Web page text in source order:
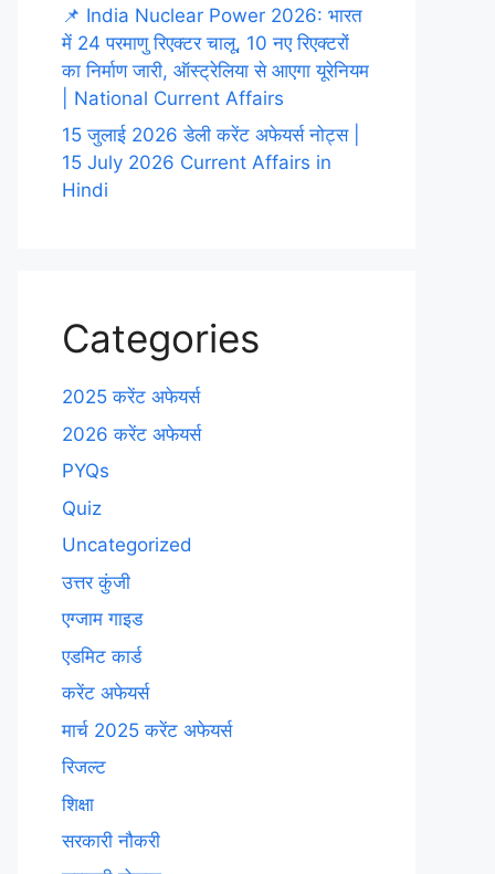
📌 India Nuclear Power 2026: भारत
में 24 परमाणु रिएक्टर चालू, 10 नए रिएक्टरों
का निर्माण जारी, ऑस्ट्रेलिया से आएगा यूरेनियम
| National Current Affairs
15 जुलाई 2026 डेली करेंट अफेयर्स नोट्स |
15 July 2026 Current Affairs in
Hindi
Categories
2025 करेंट अफेयर्स
2026 करेंट अफेयर्स
PYQs
Quiz
Uncategorized
उत्तर कुंजी
एग्जाम गाइड
एडमिट कार्ड
करेंट अफेयर्स
मार्च 2025 करेंट अफेयर्स
रिजल्ट
शिक्षा
सरकारी नौकरी